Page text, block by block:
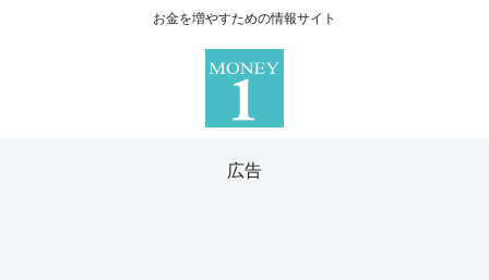
お金を増やすための情報サイト
広告